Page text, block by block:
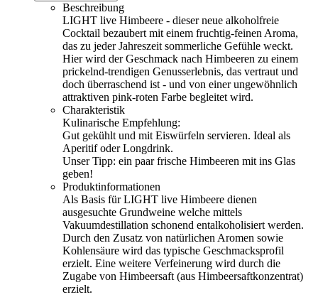
Beschreibung
LIGHT live Himbeere - dieser neue alkoholfreie
Cocktail bezaubert mit einem fruchtig-feinen Aroma,
das zu jeder Jahreszeit sommerliche Gefühle weckt.
Hier wird der Geschmack nach Himbeeren zu einem
prickelnd-trendigen Genusserlebnis, das vertraut und
doch überraschend ist - und von einer ungewöhnlich
attraktiven pink-roten Farbe begleitet wird.
Charakteristik
Kulinarische Empfehlung:
Gut gekühlt und mit Eiswürfeln servieren. Ideal als
Aperitif oder Longdrink.
Unser Tipp: ein paar frische Himbeeren mit ins Glas
geben!
Produktinformationen
Als Basis für LIGHT live Himbeere dienen
ausgesuchte Grundweine welche mittels
Vakuumdestillation schonend entalkoholisiert werden.
Durch den Zusatz von natürlichen Aromen sowie
Kohlensäure wird das typische Geschmacksprofil
erzielt. Eine weitere Verfeinerung wird durch die
Zugabe von Himbeersaft (aus Himbeersaftkonzentrat)
erzielt.